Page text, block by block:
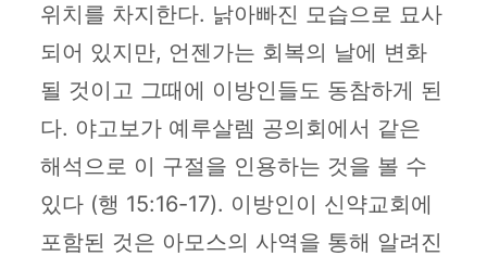
위치를 차지한다. 낡아빠진 모습으로 묘사
되어 있지만, 언젠가는 회복의 날에 변화
될 것이고 그때에 이방인들도 동참하게 된
다. 야고보가 예루살렘 공의회에서 같은
해석으로 이 구절을 인용하는 것을 볼 수
있다 (행 15:16-17). 이방인이 신약교회에
포함된 것은 아모스의 사역을 통해 알려진